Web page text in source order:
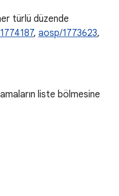
türlü düzende
, aosp/1773623,
liste bölmesine